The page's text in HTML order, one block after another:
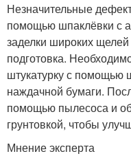
Незначительные
помощью шпаклёвки с
заделки широких
подготовка.
штукатурку с помощью
наждачной бумаги.
помощью пылесоса и
грунтовкой, чтобы
Мнение эксперта